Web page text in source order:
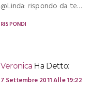
@Linda: rispondo da te…
RISPONDI
Veronica Ha Detto:
7 Settembre 2011 Alle 19:22